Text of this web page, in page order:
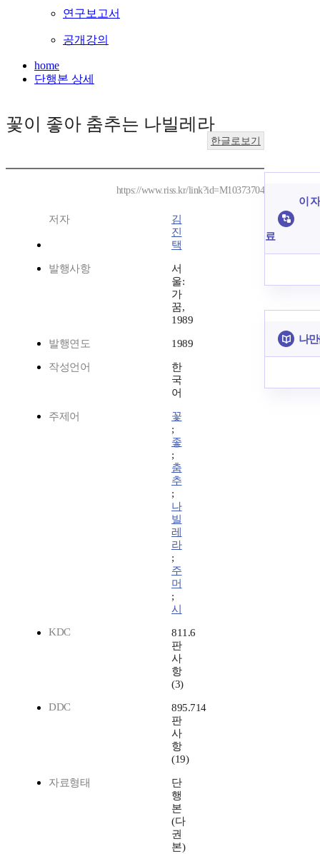
연구보고서
공개강의
home
단행본 상세
꽃이 좋아 춤추는 나빌레라
한글로보기
https://www.riss.kr/link?id=M10373704
저자
김
진
택
발행사항
서
울:
가
꿈,
1989
발행연도 1989
작성언어
한
국
어
주제어
꽃
;
좋
;
춤
추
;
나
빌
레
라
;
주
머
;
시
KDC
811.6
판
사
항
(3)
DDC
895.714
판
사
항
(19)
자료형태
단
행
본
(다
권
본)
이
료
나